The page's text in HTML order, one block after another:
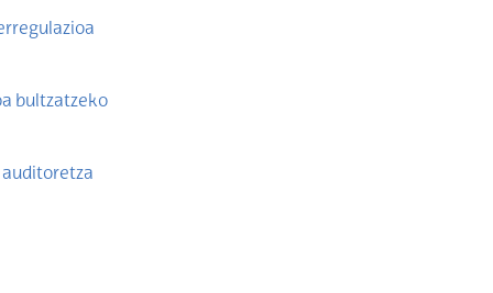
bultzatzeko
auditoretza